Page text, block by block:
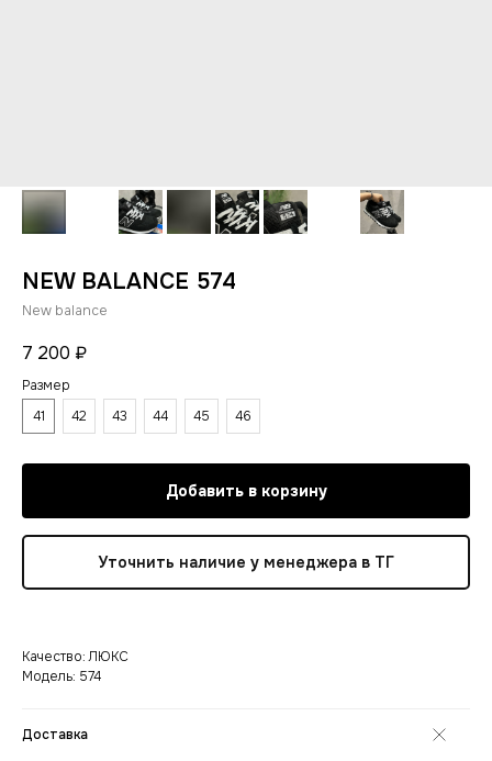
NEW BALANCE 574
New balance
7 200 ₽
Размер
41
42 43 44 45 46
Добавить в корзину
Уточнить наличие у менеджера в ТГ
Качество: ЛЮКС
Модель: 574
Доставка